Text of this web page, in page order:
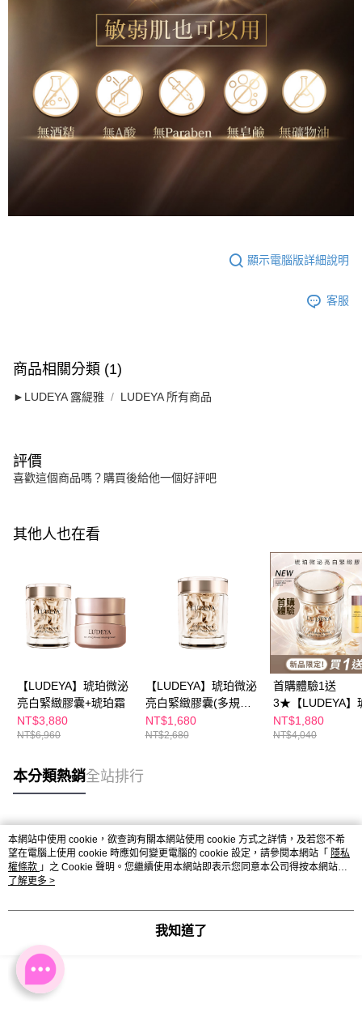
顯示電腦版詳細說明
客服
商品相關分類 (1)
►LUDEYA 露緹雅 LUDEYA 所有商品
評價
喜歡這個商品嗎？購買後給他一個好評吧
其他人也在看
【LUDEYA】琥珀微泌
亮白緊緻膠囊+琥珀霜
NT$3,880
NT$6,960
【LUDEYA】琥珀微泌
亮白緊緻膠囊(多規格
賣場)
NT$1,680
NT$2,680
首購體驗1送
3★【LUDEYA】
微泌亮白緊緻膠
NT$1,880
NT$4,040
本分類熱銷全站排行
熱門標籤
本網站中使用 cookie，欲查詢有關本網站使用 cookie 方式之詳情，及若您不希
望在電腦上使用 cookie 時應如何變更電腦的 cookie 設定，請參閱本網站「 隱私
權條款 」之 Cookie 聲明。您繼續使用本網站即表示您同意本公司得按本網站使
用條款之 Cookie 聲明使用 cookie。
了解更多 >
我知道了